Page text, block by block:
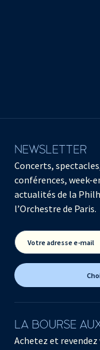
NEWSLETTER
Concerts,
conférences, week-
actualités de la
l’Orchestre de Paris.
Votre adresse e-mail
LA BOURSE
Achetez et